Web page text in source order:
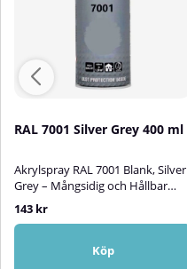
RAL 7001 Silver Grey 400 ml
Akrylspray RAL 7001 Blank, Silver
Grey – Mångsidig och Hållbar
AkryllackAkrylspray RAL 7001
Silver Grey är en högkvalitativ
blank akryllack som passar
utmärkt för att bättringsmåla,
143 kr
Köp